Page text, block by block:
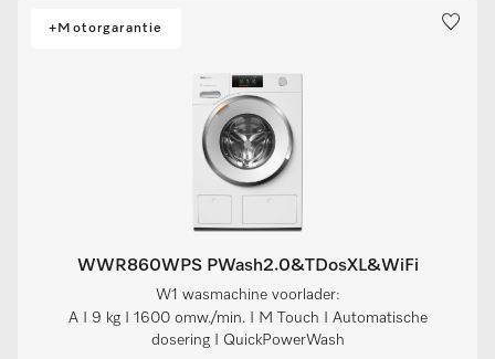
+Motorgarantie
WWR860WPS PWash2.0&TDosXL&WiFi
W1 wasmachine voorlader:
A I 9 kg I 1600 omw./min. I M Touch I Automatische
dosering I QuickPowerWash